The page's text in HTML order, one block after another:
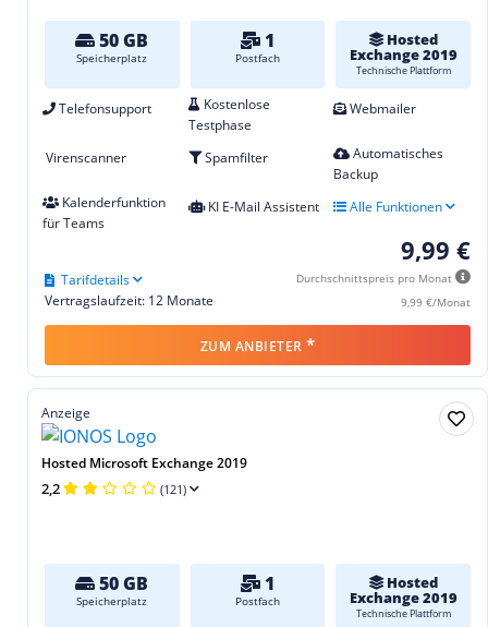
50 GB
Speicherplatz
1
Postfach
Hosted
Exchange 2019
Technische Plattform
Telefonsupport
Kostenlose
Testphase
Webmailer
Virenscanner Spamfilter
Automatisches
Backup
Kalenderfunktion
für Teams
KI E-Mail Assistent Alle Funktionen
9,99 €
Durchschnittspreis pro Monat
9,99 €/Monat
Vertragslaufzeit: 12 Monate
Tarifdetails
ZUM ANBIETER *
Anzeige
Hosted Microsoft Exchange 2019
2,2 (121)
50 GB
Speicherplatz
1
Postfach
Hosted
Exchange 2019
Technische Plattform